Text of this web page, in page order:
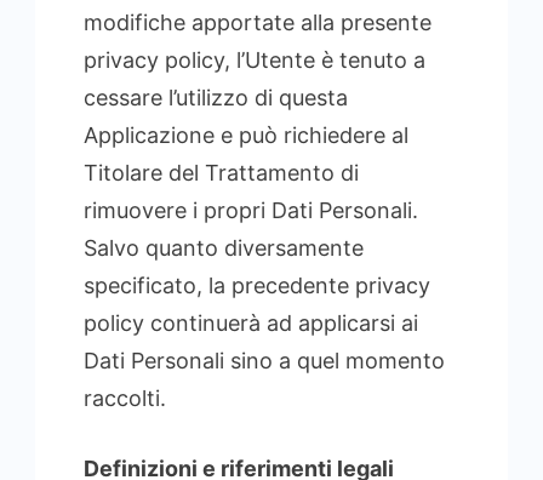
modifiche apportate alla presente
privacy policy, l’Utente è tenuto a
cessare l’utilizzo di questa
Applicazione e può richiedere al
Titolare del Trattamento di
rimuovere i propri Dati Personali.
Salvo quanto diversamente
specificato, la precedente privacy
policy continuerà ad applicarsi ai
Dati Personali sino a quel momento
raccolti.
Definizioni e riferimenti legali